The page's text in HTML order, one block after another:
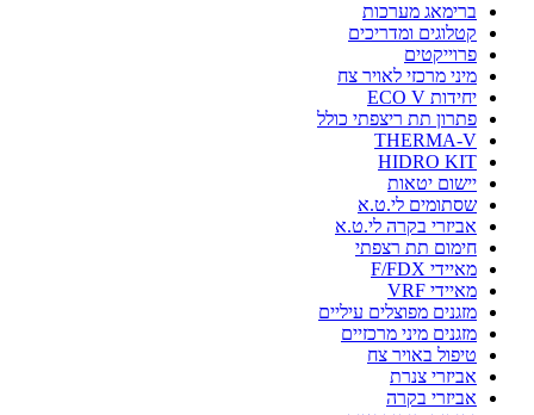
ברימאג מערכות
קטלוגים ומדריכים
פרוייקטים
מיני מרכזי לאויר צח
יחידות ECO V
פתרון תת ריצפתי כולל
THERMA-V
HIDRO KIT
יישום יטאות
שסתומים לי.ט.א
אביזרי בקרה לי.ט.א
חימום תת רצפתי
מאיידי F/FDX
מאיידי VRF
מזגנים מפוצלים עיליים
מזגנים מיני מרכזיים
טיפול באויר צח
אביזרי צנרת
אביזרי בקרה